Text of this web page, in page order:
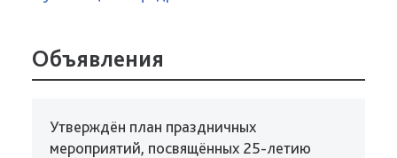
Объявления
Утверждён план праздничных
мероприятий, посвящённых 25-летию